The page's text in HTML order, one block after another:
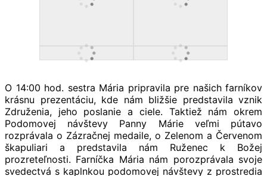
O 14:00 hod. sestra Mária pripravila pre našich farníkov
krásnu prezentáciu, kde nám bližšie predstavila vznik
Združenia, jeho poslanie a ciele. Taktiež nám okrem
Podomovej návštevy Panny Márie veľmi pútavo
rozprávala o Zázračnej medaile, o Zelenom a Červenom
škapuliari a predstavila nám Ruženec k Božej
prozreteľnosti. Farníčka Mária nám porozprávala svoje
svedectvá s kaplnkou podomovej návštevy z prostredia